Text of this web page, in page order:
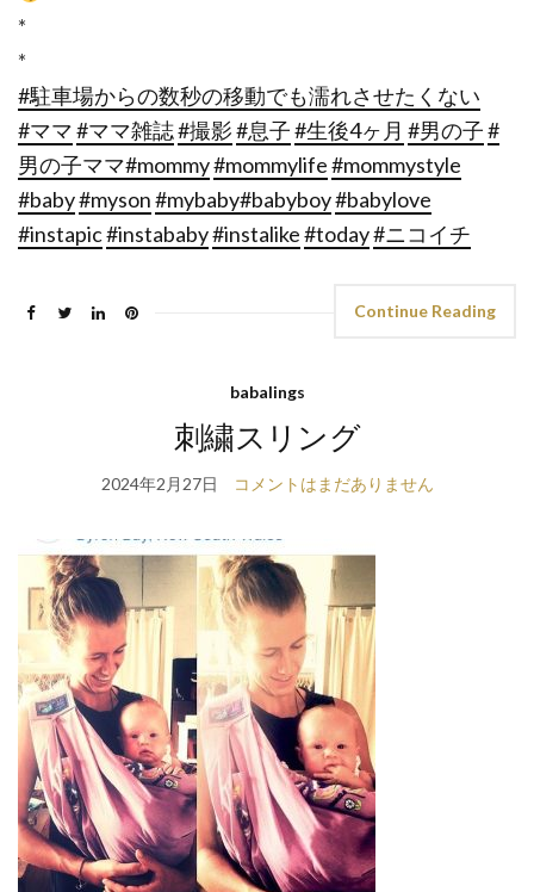
*
*
#駐車場からの数秒の移動でも濡れさせたくない
#ママ#ママ雑誌#撮影#息子#生後4ヶ月 #男の子#
男の子ママ#mommy#mommylife#mommystyle
#baby#myson#mybaby#babyboy#babylove
#instapic#instababy#instalike#today#ニコイチ
Continue Reading
babalings
刺繍スリング
2024年2月27日 コメントはまだありません